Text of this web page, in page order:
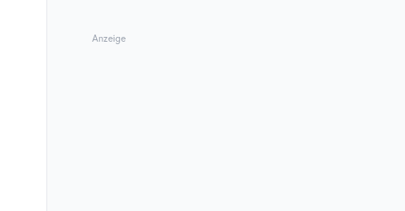
Anzeige